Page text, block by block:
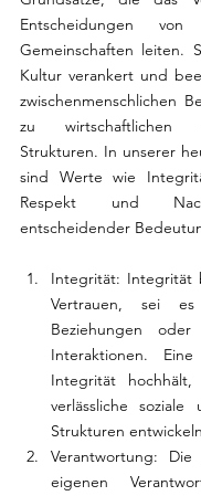
Entscheidungen
Gemeinschaften leiten.
Kultur verankert und
zwischenmenschlichen
zu wirtschaftlichen
Strukturen. In unserer
sind Werte wie
Respekt und
entscheidender
Integrität: Integrität
Vertrauen, sei
Beziehungen
Interaktionen.
Integrität
verlässliche soziale
Strukturen
Verantwortung:
eigenen